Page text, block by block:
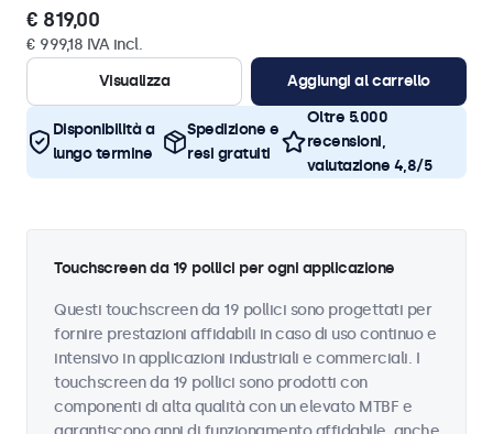
€ 819,00
€ 999,18 IVA incl.
Visualizza
Aggiungi al carrello
Disponibilità a
lungo termine
Spedizione e
resi gratuiti
Oltre 5.000
recensioni,
valutazione 4,8/5
Touchscreen da 19 pollici per ogni applicazione
Questi touchscreen da 19 pollici sono progettati per
fornire prestazioni affidabili in caso di uso continuo e
intensivo in applicazioni industriali e commerciali. I
touchscreen da 19 pollici sono prodotti con
componenti di alta qualità con un elevato MTBF e